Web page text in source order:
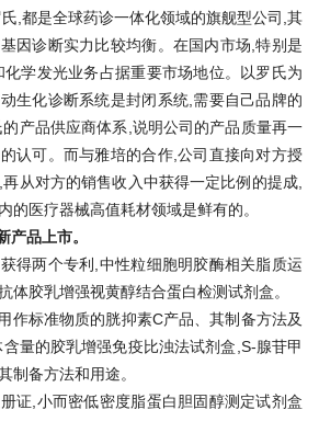
都是全球药诊一体化领域的旗舰型公司,其
因诊断实力比较均衡。在国内市场,特别是
学发光业务占据重要市场地位。以罗氏为
生化诊断系统是封闭系统,需要自己品牌的
产品供应商体系,说明公司的产品质量再一
认可。而与雅培的合作,公司直接向对方授
从对方的销售收入中获得一定比例的提成,
的医疗器械高值耗材领域是鲜有的。
品上市。
两个专利,中性粒细胞明胶酶相关脂质运
体胶乳增强视黄醇结合蛋白检测试剂盒。
标准物质的胱抑素C产品、其制备方法及
量的胶乳增强免疫比浊法试剂盒,S-腺苷甲
制备方法和用途。
,小而密低密度脂蛋白胆固醇测定试剂盒